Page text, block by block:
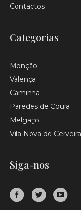
Contactos
Categorias
Monção
Valença
Caminha
Paredes de Coura
Melgaço
Vila Nova de Cerveira
Siga-nos